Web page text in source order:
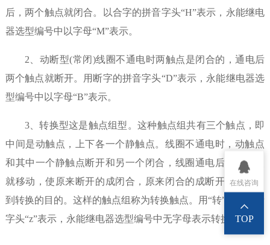
后，两个触点就闭合。以合字的拼音字头“H”表示，永能继电
器选型编号中以字母“M”表示。
2、动断型(常闭)线圈不通电时两触点是闭合的，通电后
两个触点就断开。用断字的拼音字头“D”表示，永能继电器选
型编号中以字母“B”表示。
3、转换型这是触点组型。这种触点组共有三个触点，即
中间是动触点，上下各一个静触点。线圈不通电时，动触点
和其中一个静触点断开和另一个闭合，线圈通电后，动触点
就移动，使原来断开的成闭合，原来闭合的成断开状态，达
到转换的目的。这样的触点组称为转换触点。用“转”字的拼音
字头“z”表示，永能继电器选型编号中无字母表示转换型。
在线咨询
TOP